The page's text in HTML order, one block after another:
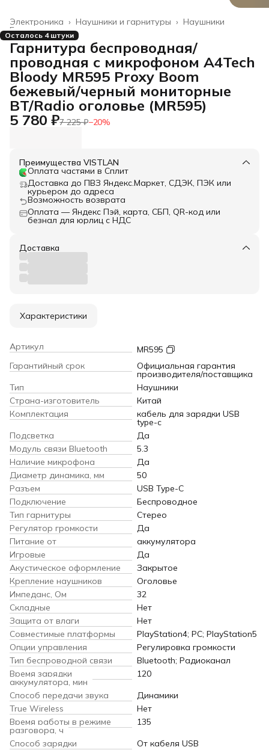
Наушники
Наушники и гарнитуры ›
Электроника ›
Главная ›
Осталось 4 штуки
Гарнитура беспроводная/
проводная с микрофоном A4Tech
Bloody MR595 Proxy Boom
бежевый/черный мониторные
BT/Radio оголовье (MR595)
5 780 ₽7 225 ₽−20%
Преимущества VISTLAN
Оплата частями в Сплит
Доставка до ПВЗ Яндекс.Маркет, СДЭК, ПЭК или
курьером до адреса
Возможность возврата
Оплата — Яндекс Пэй, карта, СБП, QR-код или
безнал для юрлиц с НДС
Доставка
Характеристики
Артикул
MR595
Гарантийный срок
Официальная гарантия
производителя/поставщика
Тип
Наушники
Страна-изготовитель
Китай
Комплектация
кабель для зарядки USB
type-c
Подсветка
Да
Модуль связи Bluetooth
5.3
Наличие микрофона
Да
Диаметр динамика, мм
50
Разъем
USB Type-C
Подключение
Беспроводное
Тип гарнитуры
Стерео
Регулятор громкости
Да
Питание от
аккумулятора
Игровые
Да
Акустическое оформление
Закрытое
Крепление наушников
Оголовье
Импеданс, Ом
32
Складные
Нет
Защита от влаги
Нет
Совместимые платформы
PlayStation4; PC; PlayStation5
Опции управления
Регулировка громкости
Тип беспроводной связи
Bluetooth; Радиоканал
Время зарядки
аккумулятора, мин
120
Способ передачи звука
Динамики
True Wireless
Нет
Время работы в режиме
разговора, ч
135
Способ зарядки
От кабеля USB